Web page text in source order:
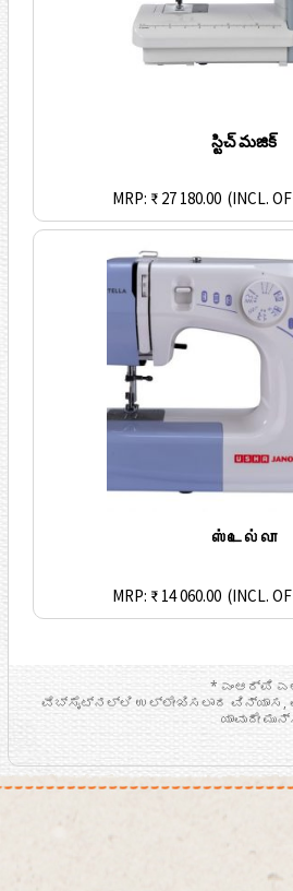
స్టిచ్ మజిక్
MRP: ₹ 27 180.00 (INCL.
ஸ்டெல்லா
MRP: ₹ 14 060.00 (INCL.
* ಎಂಆರ್ಪಿ
ವೆಬ್ಸೈಟ್ನಲ್ಲಿ ಉಲ್ಲೇಖಿಸಲಾದ ವಿನ್ಯಾಸ,
ಯಾವುದೇ